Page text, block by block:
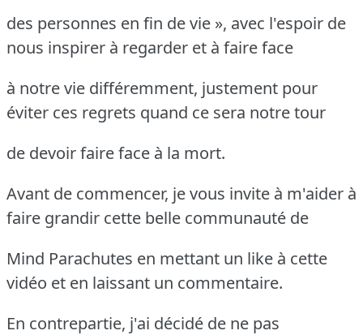
des personnes en fin de vie », avec l'espoir de
nous inspirer à regarder et à faire face
à notre vie différemment, justement pour
éviter ces regrets quand ce sera notre tour
de devoir faire face à la mort.
Avant de commencer, je vous invite à m'aider à
faire grandir cette belle communauté de
Mind Parachutes en mettant un like à cette
vidéo et en laissant un commentaire.
En contrepartie, j'ai décidé de ne pas